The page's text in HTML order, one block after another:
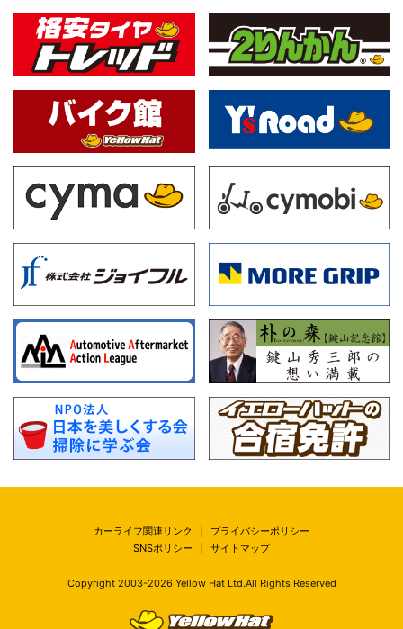
カーライフ関連リンク
プライバシーポリシー
SNSポリシー
サイトマップ
Copyright 2003-2026Yellow Hat Ltd.All Rights Reserved